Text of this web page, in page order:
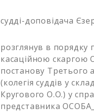
судді-доповідача
розглянув в порядку
касаційною скаргою
постанову Третього
(колегія суддів у
Кругового О.О.) у
представника